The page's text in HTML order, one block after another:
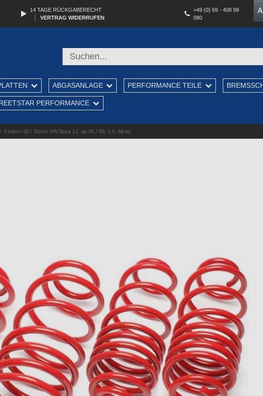
14 TAGE RÜCKGABERECHT
VERTRAG WIDERRUFEN
+49 (0) 69 - 408 99
080
ABGASANLAGE PERFORMANCE TEILE
PERFORMANCE
Federn 30 / 30mm VW Bora 1J, ab 05 / 99, 1,8, Allrad